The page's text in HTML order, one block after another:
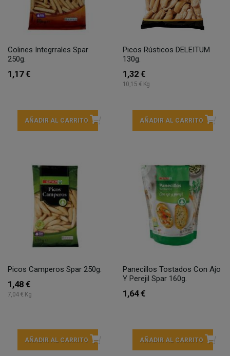
Colines Integrrales Spar
250g.
1,17 €
AÑADIR AL CARRITO
Picos Rústicos DELEITUM
130g.
1,32 €
10,15 € Kg
AÑADIR AL CARRITO
Picos Camperos Spar 250g.
1,48 €
7,04 € Kg
AÑADIR AL CARRITO
Panecillos Tostados Con Ajo
Y Perejil Spar 160g.
1,64 €
AÑADIR AL CARRITO